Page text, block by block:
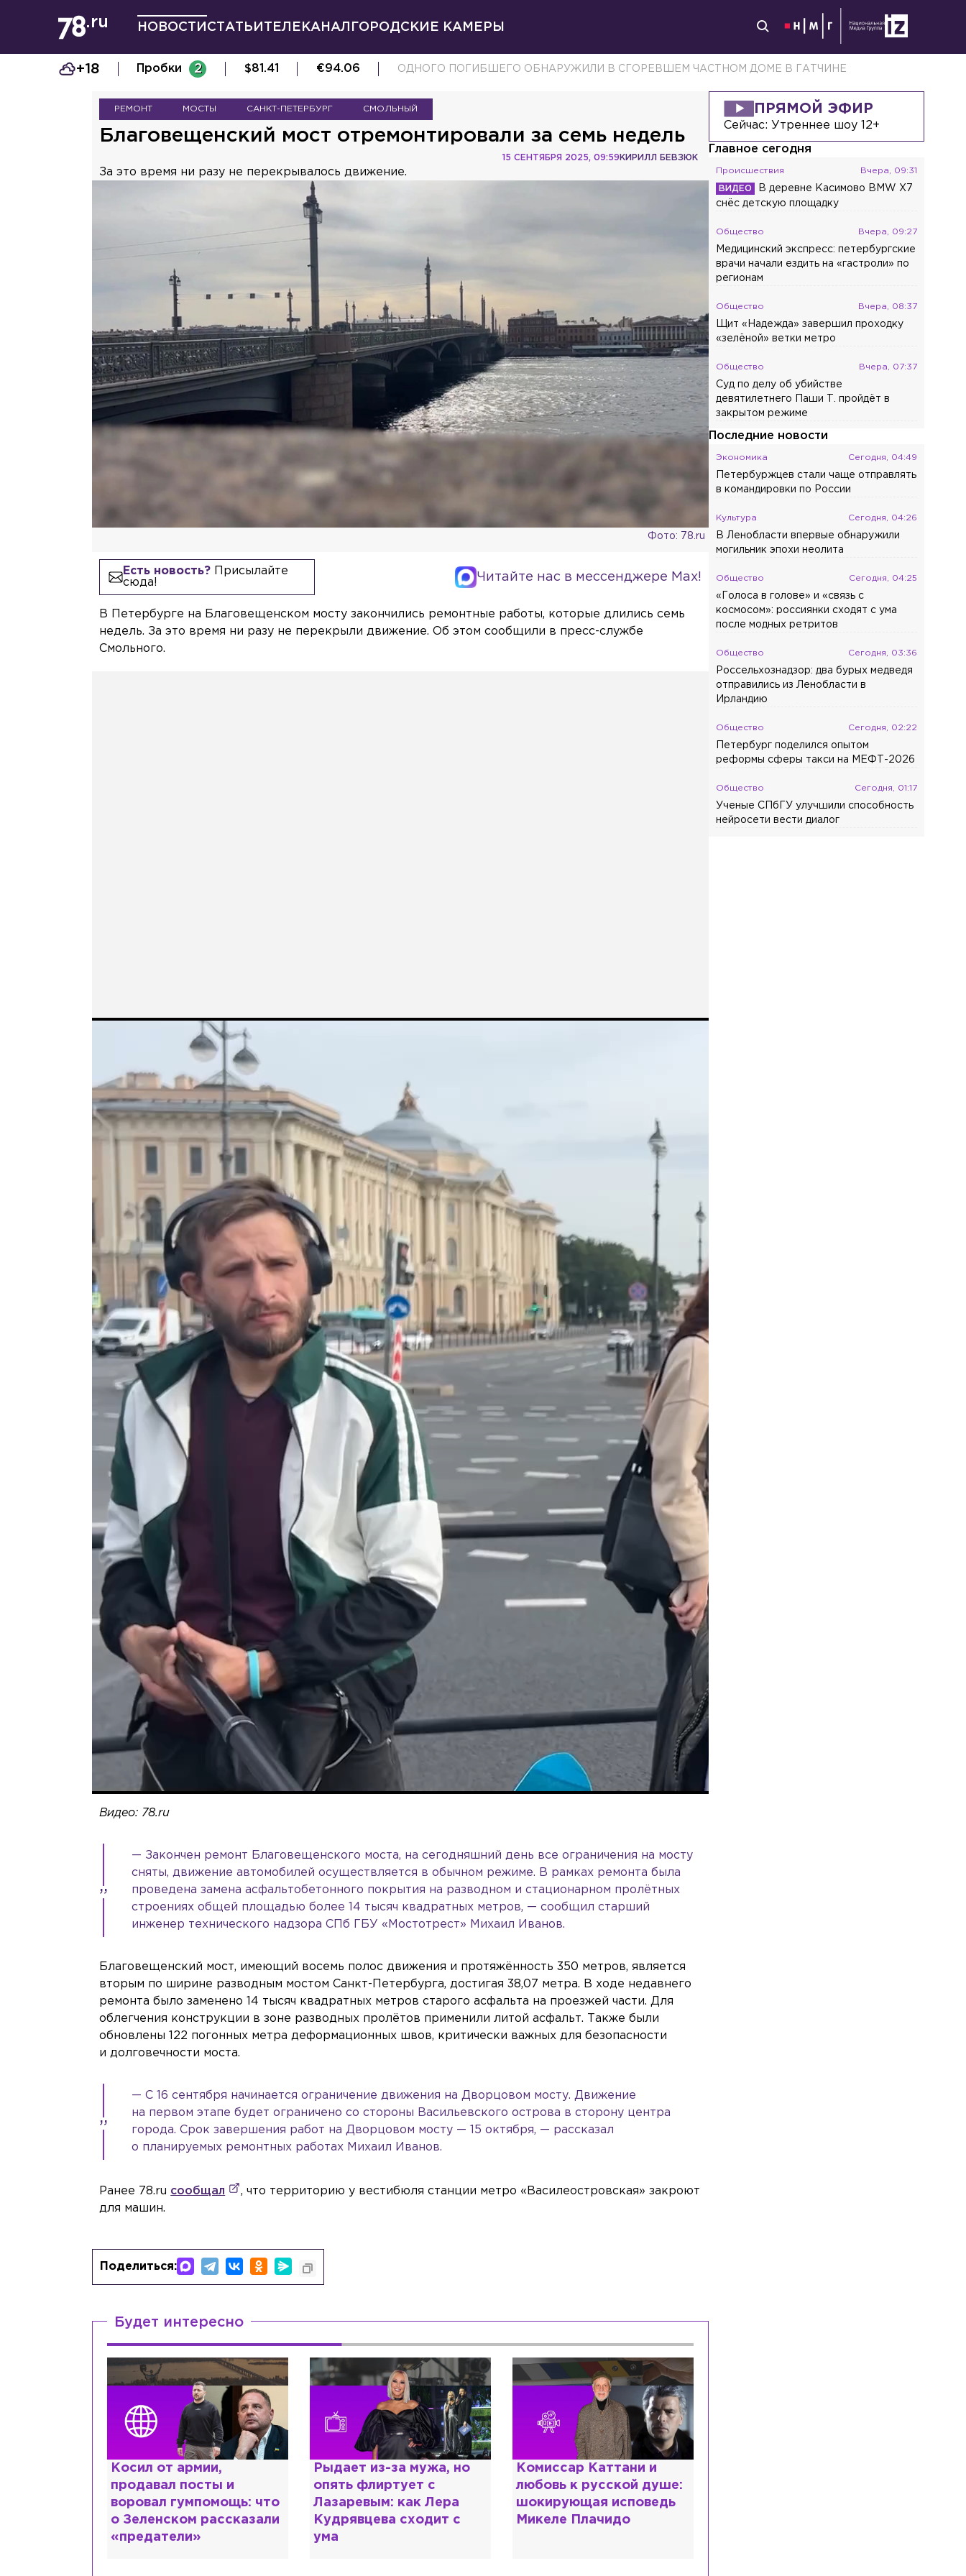
НОВОСТИ СТАТЬИ ТЕЛЕКАНАЛ ГОРОДСКИЕ КАМЕРЫ
+18 Пробки 2 $81.41 €94.06 ОДНОГО ПОГИБШЕГО ОБНАРУЖИЛИ В СГОРЕВШЕМ ЧАСТНОМ ДОМЕ В ГАТЧИНЕ
РЕМОНТ МОСТЫ САНКТ-ПЕТЕРБУРГ СМОЛЬНЫЙ
Благовещенский мост отремонтировали за семь недель
КИРИЛЛ БЕВЗЮК
15 СЕНТЯБРЯ 2025, 09:59
За это время ни разу не перекрывалось движение.
Фото: 78.ru
Есть новость?Присылайте
сюда!
Читайте нас в мессенджере Max!
В Петербурге на Благовещенском мосту закончились ремонтные работы, которые длились семь
недель. За это время ни разу не перекрыли движение. Об этом сообщили в пресс-службе
Смольного.
Видео: 78.ru
— Закончен ремонт Благовещенского моста, на сегодняшний день все ограничения на мосту
сняты, движение автомобилей осуществляется в обычном режиме. В рамках ремонта была
проведена замена асфальтобетонного покрытия на разводном и стационарном пролётных
строениях общей площадью более 14 тысяч квадратных метров, — сообщил старший
инженер технического надзора СПб ГБУ «Мостотрест» Михаил Иванов.
Благовещенский мост, имеющий восемь полос движения и протяжённость 350 метров, является
вторым по ширине разводным мостом Санкт-Петербурга, достигая 38,07 метра. В ходе недавнего
ремонта было заменено 14 тысяч квадратных метров старого асфальта на проезжей части. Для
облегчения конструкции в зоне разводных пролётов применили литой асфальт. Также были
обновлены 122 погонных метра деформационных швов, критически важных для безопасности
и долговечности моста.
— С 16 сентября начинается ограничение движения на Дворцовом мосту. Движение
на первом этапе будет ограничено со стороны Васильевского острова в сторону центра
города. Срок завершения работ на Дворцовом мосту — 15 октября, — рассказал
о планируемых ремонтных работах Михаил Иванов.
Ранее 78.ru сообщал
, что территорию у вестибюля станции метро «Василеостровская» закроют
для машин.
Поделиться:
Будет интересно
гумпомощь: что
рассказали
Рыдает из-за мужа, но
опять флиртует с
Лазаревым: как Лера
Кудрявцева сходит с
ума
Комиссар Каттани и
любовь к русской душе:
шокирующая исповедь
Микеле Плачидо
Специалист с напрасным
дипломом: почему мир
разочаровался в высшем
образовании?
ПРЯМОЙ ЭФИР
Сейчас: Утреннее шоу 12+
Главное сегодня
Происшествия Вчера, 09:31
В деревне Касимово BMW X7
снёс детскую площадку
Общество Вчера, 09:27
Медицинский экспресс: петербургские
врачи начали ездить на «гастроли» по
регионам
Общество Вчера, 08:37
Щит «Надежда» завершил проходку
«зелёной» ветки метро
Общество Вчера, 07:37
Суд по делу об убийстве
девятилетнего Паши Т. пройдёт в
закрытом режиме
Последние новости
Экономика Сегодня, 04:49
Петербуржцев стали чаще отправлять
в командировки по России
Культура Сегодня, 04:26
В Ленобласти впервые обнаружили
могильник эпохи неолита
Общество Сегодня, 04:25
«Голоса в голове» и «связь с
космосом»: россиянки сходят с ума
после модных ретритов
Общество Сегодня, 03:36
Россельхознадзор: два бурых медведя
отправились из Ленобласти в
Ирландию
Общество Сегодня, 02:22
Петербург поделился опытом
реформы сферы такси на МЕФТ-2026
Общество Сегодня, 01:17
Ученые СПбГУ улучшили способность
нейросети вести диалог